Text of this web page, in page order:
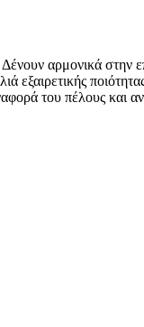
αρμονικά στην
εξαιρετικής
του πέλους και